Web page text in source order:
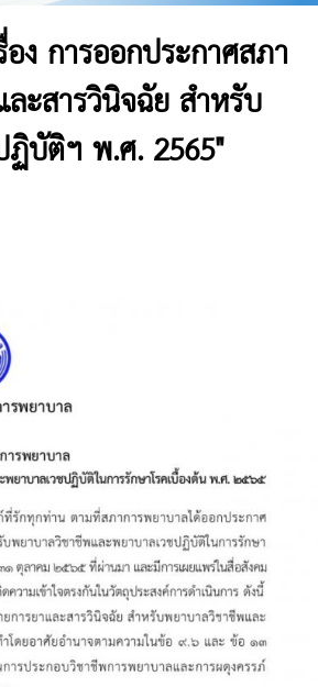
ง การออกประกาศสภา
ะสารวินิจฉัย สำหรับ
ฏิบัติฯ พ.ศ. 2565"